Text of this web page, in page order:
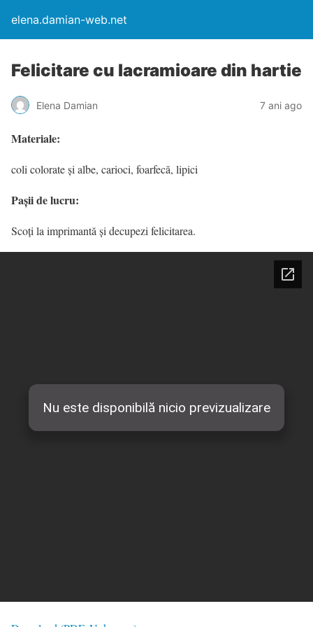
elena.damian-web.net
Felicitare cu lacramioare din hartie
Elena Damian 7 ani ago
Materiale:
coli colorate și albe, carioci, foarfecă, lipici
Pașii de lucru:
Scoți la imprimantă și decupezi felicitarea.